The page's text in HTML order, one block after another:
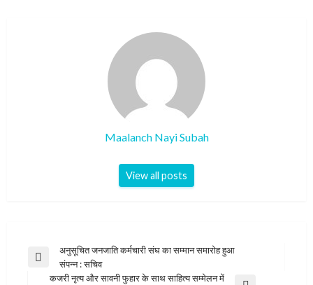
Maalanch Nayi Subah
View all posts
Post
navigation
Previous
अनुसूचित जनजाति कर्मचारी संघ का सम्मान समारोह हुआ
संपन्न : सचिव
कजरी नृत्य और सावनी फुहार के साथ साहित्य सम्मेलन में